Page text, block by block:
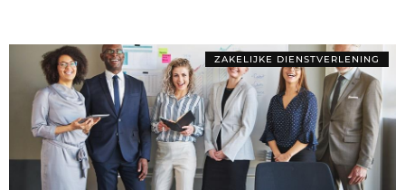
ZAKELIJKE DIENSTVERLENING